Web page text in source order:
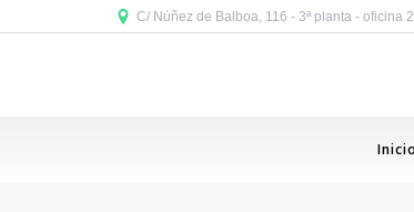
C/ Núñez de Balboa, 116 - 3ª planta - oficina
Inicio